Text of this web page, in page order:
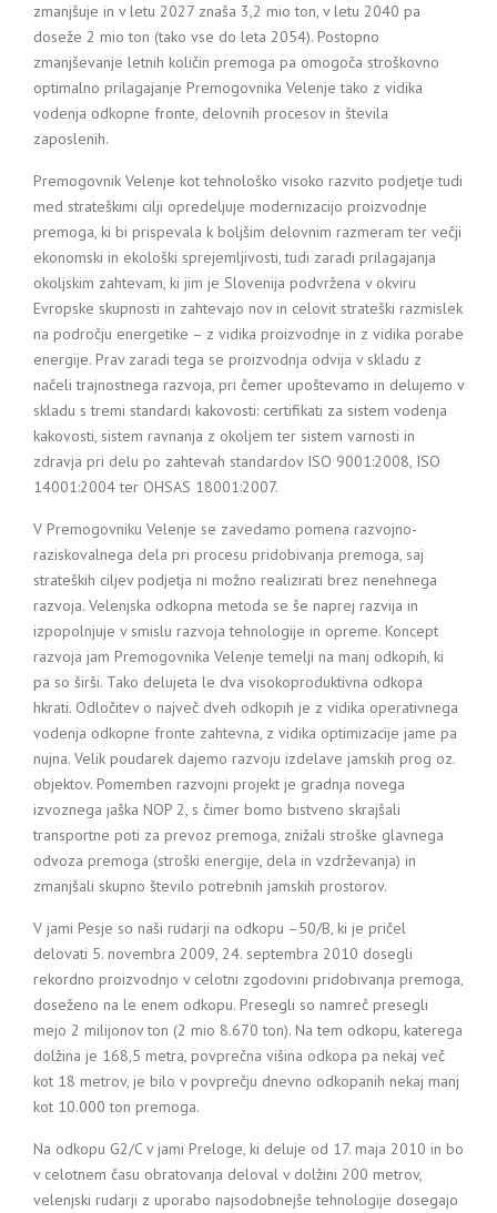
zmanjšuje in v letu 2027 znaša 3,2 mio ton, v letu 2040 pa
doseže 2 mio ton (tako vse do leta 2054). Postopno
zmanjševanje letnih količin premoga pa omogoča stroškovno
optimalno prilagajanje Premogovnika Velenje tako z vidika
vodenja odkopne fronte, delovnih procesov in števila
zaposlenih.
Premogovnik Velenje kot tehnološko visoko razvito podjetje tudi
med strateškimi cilji opredeljuje modernizacijo proizvodnje
premoga, ki bi prispevala k boljšim delovnim razmeram ter večji
ekonomski in ekološki sprejemljivosti, tudi zaradi prilagajanja
okoljskim zahtevam, ki jim je Slovenija podvržena v okviru
Evropske skupnosti in zahtevajo nov in celovit strateški razmislek
na področju energetike – z vidika proizvodnje in z vidika porabe
energije. Prav zaradi tega se proizvodnja odvija v skladu z
načeli trajnostnega razvoja, pri čemer upoštevamo in delujemo v
skladu s tremi standardi kakovosti: certifikati za sistem vodenja
kakovosti, sistem ravnanja z okoljem ter sistem varnosti in
zdravja pri delu po zahtevah standardov ISO 9001:2008, ISO
14001:2004 ter OHSAS 18001:2007.
V Premogovniku Velenje se zavedamo pomena razvojno-
raziskovalnega dela pri procesu pridobivanja premoga, saj
strateških ciljev podjetja ni možno realizirati brez nenehnega
razvoja. Velenjska odkopna metoda se še naprej razvija in
izpopolnjuje v smislu razvoja tehnologije in opreme. Koncept
razvoja jam Premogovnika Velenje temelji na manj odkopih, ki
pa so širši. Tako delujeta le dva visokoproduktivna odkopa
hkrati. Odločitev o največ dveh odkopih je z vidika operativnega
vodenja odkopne fronte zahtevna, z vidika optimizacije jame pa
nujna. Velik poudarek dajemo razvoju izdelave jamskih prog oz.
objektov. Pomemben razvojni projekt je gradnja novega
izvoznega jaška NOP 2, s čimer bomo bistveno skrajšali
transportne poti za prevoz premoga, znižali stroške glavnega
odvoza premoga (stroški energije, dela in vzdrževanja) in
zmanjšali skupno število potrebnih jamskih prostorov.
V jami Pesje so naši rudarji na odkopu –50/B, ki je pričel
delovati 5. novembra 2009, 24. septembra 2010 dosegli
rekordno proizvodnjo v celotni zgodovini pridobivanja premoga,
doseženo na le enem odkopu. Presegli so namreč presegli
mejo 2 milijonov ton (2 mio 8.670 ton). Na tem odkopu, katerega
dolžina je 168,5 metra, povprečna višina odkopa pa nekaj več
kot 18 metrov, je bilo v povprečju dnevno odkopanih nekaj manj
kot 10.000 ton premoga.
Na odkopu G2/C v jami Preloge, ki deluje od 17. maja 2010 in bo
v celotnem času obratovanja deloval v dolžini 200 metrov,
velenjski rudarji z uporabo najsodobnejše tehnologije dosegajo